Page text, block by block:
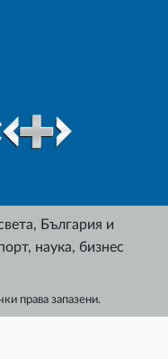
България и
наука, бизнес
права запазени.